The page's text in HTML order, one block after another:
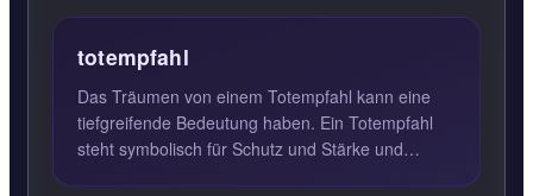
totempfahl
Das Träumen von einem Totempfahl kann eine
tiefgreifende Bedeutung haben. Ein Totempfahl
steht symbolisch für Schutz und Stärke und